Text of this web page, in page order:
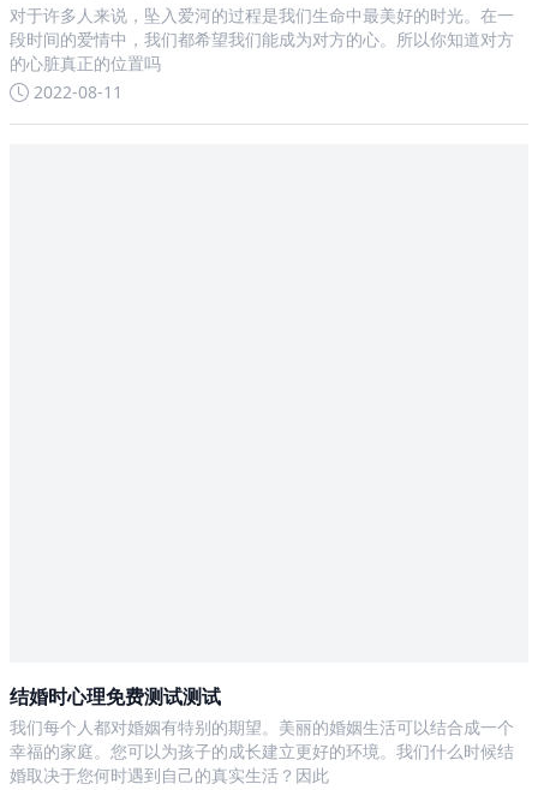
对于许多人来说，坠入爱河的过程是我们生命中最美好的时光。在一
段时间的爱情中，我们都希望我们能成为对方的心。所以你知道对方
的心脏真正的位置吗
2022-08-11
结婚时心理免费测试测试
我们每个人都对婚姻有特别的期望。美丽的婚姻生活可以结合成一个
幸福的家庭。您可以为孩子的成长建立更好的环境。我们什么时候结
婚取决于您何时遇到自己的真实生活？因此